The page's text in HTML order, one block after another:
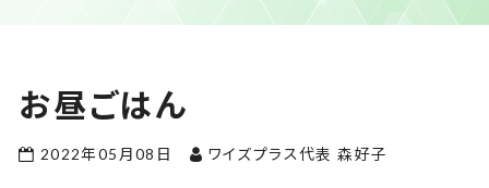
お昼ごはん
2022年05月08日 ワイズプラス代表 森好子